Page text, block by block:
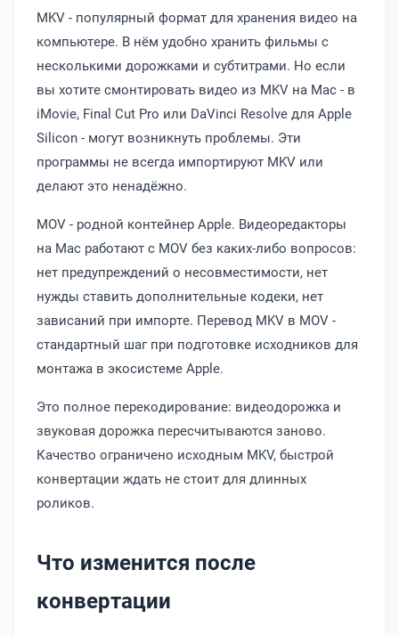
MKV - популярный формат для хранения видео на
компьютере. В нём удобно хранить фильмы с
несколькими дорожками и субтитрами. Но если
вы хотите смонтировать видео из MKV на Mac - в
iMovie, Final Cut Pro или DaVinci Resolve для Apple
Silicon - могут возникнуть проблемы. Эти
программы не всегда импортируют MKV или
делают это ненадёжно.
MOV - родной контейнер Apple. Видеоредакторы
на Mac работают с MOV без каких-либо вопросов:
нет предупреждений о несовместимости, нет
нужды ставить дополнительные кодеки, нет
зависаний при импорте. Перевод MKV в MOV -
стандартный шаг при подготовке исходников для
монтажа в экосистеме Apple.
Это полное перекодирование: видеодорожка и
звуковая дорожка пересчитываются заново.
Качество ограничено исходным MKV, быстрой
конвертации ждать не стоит для длинных
роликов.
Что изменится после
конвертации